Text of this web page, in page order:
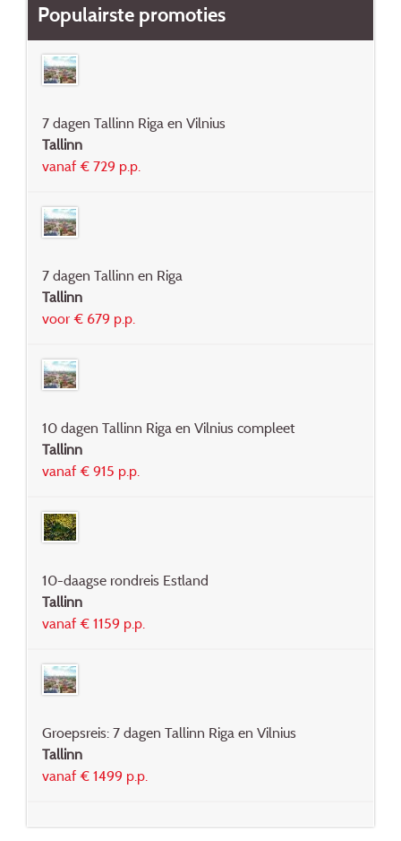
Populairste promoties
7 dagen Tallinn Riga en Vilnius
Tallinn
vanaf € 729 p.p.
7 dagen Tallinn en Riga
Tallinn
voor € 679 p.p.
10 dagen Tallinn Riga en Vilnius compleet
Tallinn
vanaf € 915 p.p.
10-daagse rondreis Estland
Tallinn
vanaf € 1159 p.p.
Groepsreis: 7 dagen Tallinn Riga en Vilnius
Tallinn
vanaf € 1499 p.p.